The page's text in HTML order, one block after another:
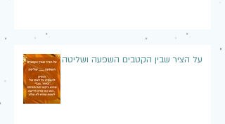
על הציר שבין הקטבים השפעה ושליטה